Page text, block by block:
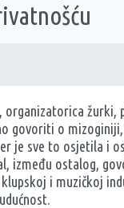
organizatorica
govoriti o
je sve to osjetila i
između ostalog,
i muzičkoj